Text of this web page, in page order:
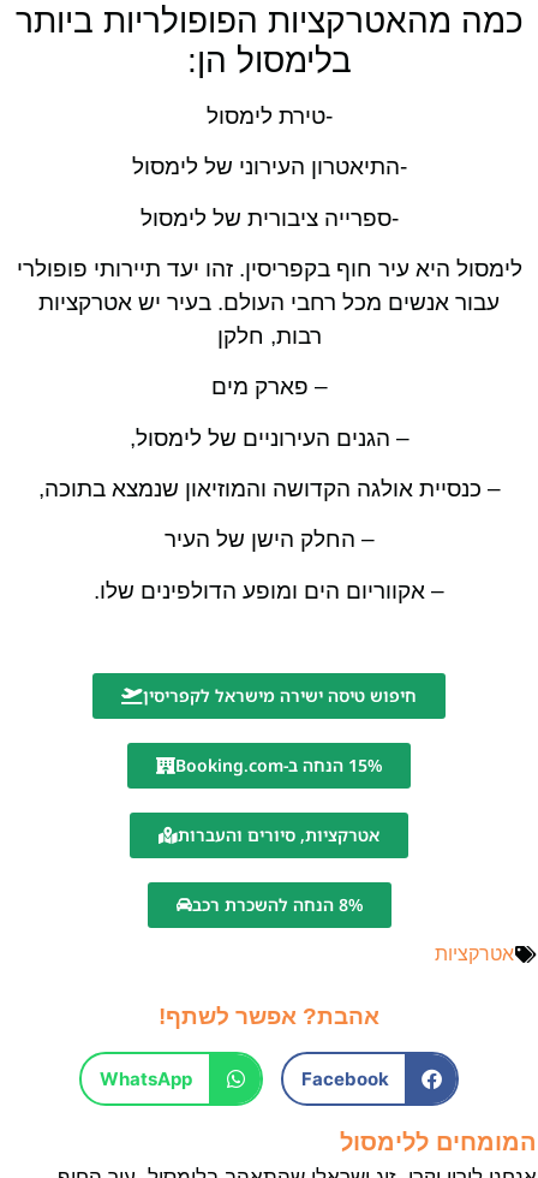
כמה מהאטרקציות הפופולריות ביותר
בלימסול הן:
-טירת לימסול
-התיאטרון העירוני של לימסול
-ספרייה ציבורית של לימסול
לימסול היא עיר חוף בקפריסין. זהו יעד תיירותי פופולרי
עבור אנשים מכל רחבי העולם. בעיר יש אטרקציות
רבות, חלקן
– פארק מים
– הגנים העירוניים של לימסול,
– כנסיית אולגה הקדושה והמוזיאון שנמצא בתוכה,
– החלק הישן של העיר
– אקווריום הים ומופע הדולפינים שלו.
חיפוש טיסה ישירה מישראל לקפריסין
15% הנחה ב-Booking.com
אטרקציות, סיורים והעברות
8% הנחה להשכרת רכב
אטרקציות
אהבת? אפשר לשתף!
Facebook
WhatsApp
המומחים ללימסול